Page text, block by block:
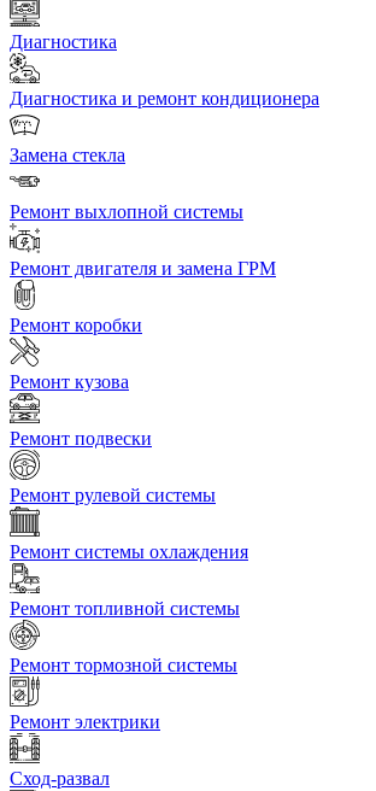
Диагностика
Диагностика и ремонт кондиционера
Замена стекла
Ремонт выхлопной системы
Ремонт двигателя и замена ГРМ
Ремонт коробки
Ремонт кузова
Ремонт подвески
Ремонт рулевой системы
Ремонт системы охлаждения
Ремонт топливной системы
Ремонт тормозной системы
Ремонт электрики
Сход-развал